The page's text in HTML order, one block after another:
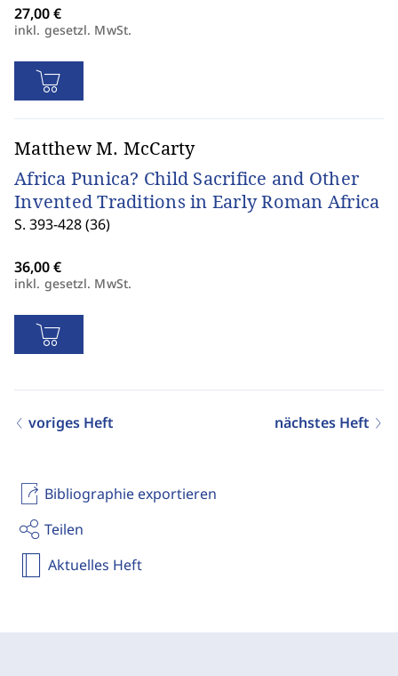
Bibliographie exportieren
Teilen
Aktuelles Heft
inkl. gesetzl. MwSt.
Matthew M. McCarty
Africa Punica? Child Sacrifice and Other
Invented Traditions in Early Roman Africa
S. 393-428 (36)
inkl. gesetzl. MwSt.
voriges Heft nächstes Heft